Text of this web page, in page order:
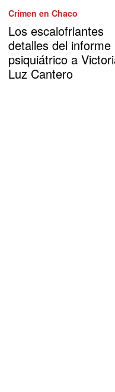
Crimen en Chaco
Los escalofriantes
detalles del informe
psiquiátrico a
Luz Cantero